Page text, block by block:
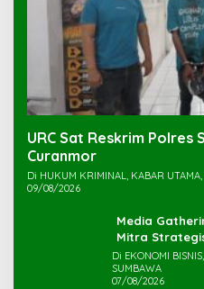
URC Sat Reskrim Polres
Di HUKUM KRIMINAL, KABAR
09/08/2026
Media
Mitra
Di EKONOMI
SUMBAWA
07/08/2026